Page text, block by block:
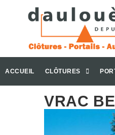
ACCUEIL CLÔTURES
VRAC